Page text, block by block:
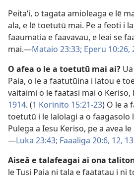
Peitaʻi, o tagata amioleaga e lē
ala, e lē toetutū mai. Pe a feoti i
faaumatia e faavavau, e leai se
mai.—Mataio 23:33; Eperu 10:26,
O afea o le a toetutū mai ai?
Paia, o le a faatutūina i latou e
vaitaimi o le faatasi mai o Keriso,
1914. (1 Korinito 15:21-23) O le a
toetutū i le lalolagi a o faagasolo
Pulega a Iesu Keriso, pe a avea
—Luka 23:43; Faaaliga 20:6, 12, 13
Aiseā e talafeagai ai ona
le Tusi Paia ni tala e faatatau i ni